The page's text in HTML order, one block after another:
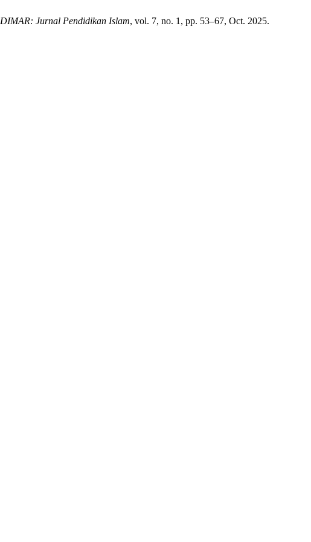
DIMAR: Jurnal Pendidikan Islam, vol. 7, no. 1, pp. 53–67, Oct. 2025.